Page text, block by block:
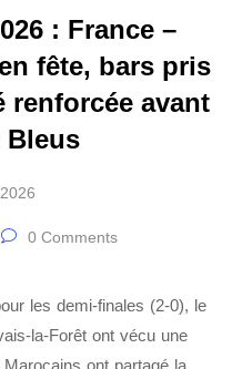
: France –
fête, bars pris
renforcée avant
Bleus
0 Comments
les demi-finales (2-0), le
la-Forêt ont vécu une
ont partagé la